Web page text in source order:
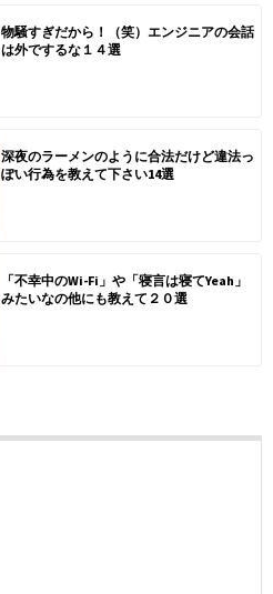
物騒すぎだから！（笑）エンジニアの会話
は外でするな１４選
深夜のラーメンのように合法だけど違法っ
ぽい行為を教えて下さい14選
「不幸中のWi-Fi」や「寝言は寝てYeah」
みたいなの他にも教えて２０選